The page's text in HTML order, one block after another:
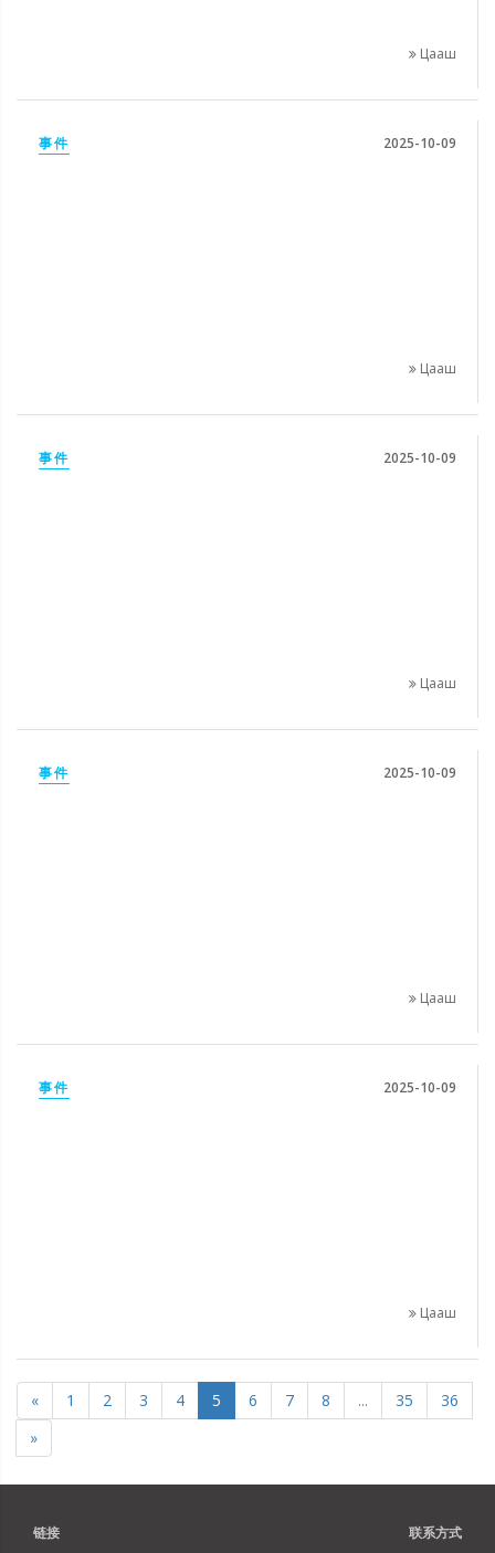
Цааш
事件 2025-10-09
Цааш
事件 2025-10-09
Цааш
事件 2025-10-09
Цааш
事件 2025-10-09
Цааш
« 1 2 3 4 5 6 7 8 ... 35
36
»
链接 联系方式